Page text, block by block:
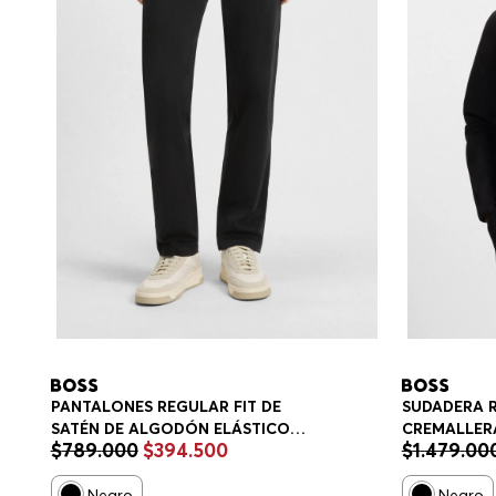
PANTALONES REGULAR FIT DE
SATÉN DE ALGODÓN ELÁSTICO
PANTALONES CASUALES REGULAR
FIT HOMBRE
$789.000 $394.500
SUDADERA
SUDADERA
$1.479.